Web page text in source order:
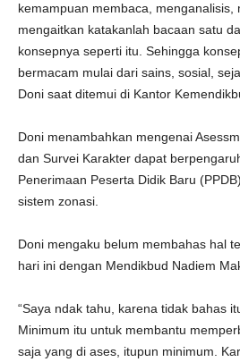
kemampuan membaca, menganalisis,
mengaitkan katakanlah bacaan satu
konsepnya seperti itu. Sehingga
bermacam mulai dari sains, sosial,
Doni saat ditemui di Kantor
Doni menambahkan mengenai
dan Survei Karakter dapat
Penerimaan Peserta Didik Baru
sistem zonasi.
Doni mengaku belum membahas hal
hari ini dengan Mendikbud Nadiem
“Saya ndak tahu, karena tidak bahas
Minimum itu untuk membantu
saja yang di ases, itupun minimum.